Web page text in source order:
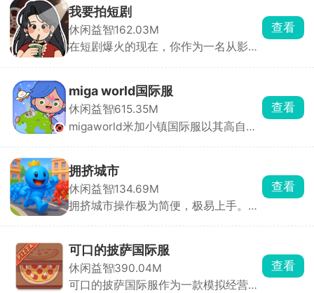
自由匹配不同对手，操控火柴人移动、
投掷武器展开激烈对战，可使用的武器
道具十分丰富，木棒、火箭炮、手雷等
应有尽有。游戏目标简单直接，就是先
我要拍短剧
休闲益智162.03M
在短剧爆火的现在，你作为一名从影视
演员，从构思剧本、选择题材到短剧上
线，全程亲力亲为。签约演员时，需综
合评估其发展潜力、商业价值与资质，
随后通过专业培养提升他们的演技。随
查看
miga world国际服
休闲益智615.35M
migaworld米加小镇国际服以其高自由
探索，与不同的角色展开互动，一起打
卡多个地点场景，环境内所有的物品全
都能点击互动，搭建各种建筑物，还有
惊喜彩蛋等你去发现，书写你的小镇故
查看
拥挤城市
休闲益智134.69M
拥挤城市操作极为简便，极易上手。在
意穿梭。游戏规则通俗易懂，当你的小
人群体数量超过其他玩家时，便能将对
方的小人纳入麾下，让自己的队伍愈发
壮大；反之，若己方人数处于劣势，就
查看
可口的披萨国际服
休闲益智390.04M
可口的披萨国际服作为一款模拟经营兼
查看